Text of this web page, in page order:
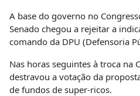
A base do governo no
Senado chegou a rejeitar a
comando da DPU (Defensoria
Nas horas seguintes à troca na
destravou a votação da
de fundos de super-ricos.